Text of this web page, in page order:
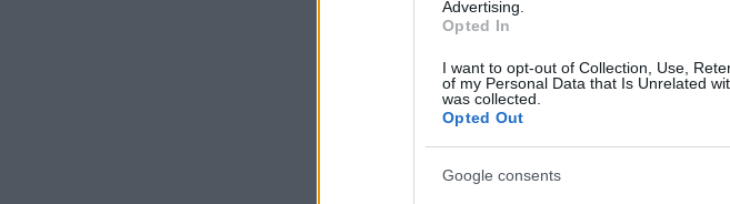
Advertising.
Opted In
I want to opt-out of Collection, Use,
of my Personal Data that Is Unrelated
was collected.
Opted Out
Google consents